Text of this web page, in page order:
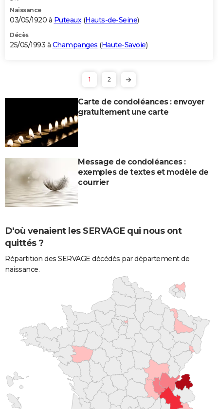
Naissance
03/05/1920 à Puteaux (Hauts-de-Seine)
Décès
25/05/1993 à Champanges (Haute-Savoie)
1 2
Carte de condoléances : envoyer
gratuitement une carte
Message de condoléances :
exemples de textes et modèle de
courrier
D'où venaient les SERVAGE qui nous ont
quittés ?
Répartition des SERVAGE décédés par département de
naissance.